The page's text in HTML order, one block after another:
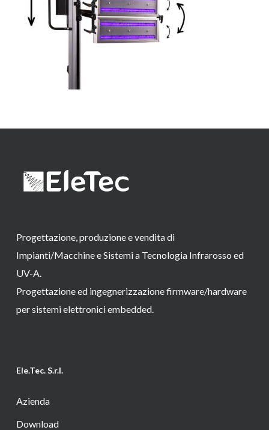
Progettazione, produzione e vendita di
Impianti/Macchine e Sistemi a Tecnologia Infrarosso ed
UV-A.
Progettazione ed ingegnerizzazione firmware/hardware
per sistemi elettronici embedded.
Ele.Tec. S.r.l.
Azienda
Download